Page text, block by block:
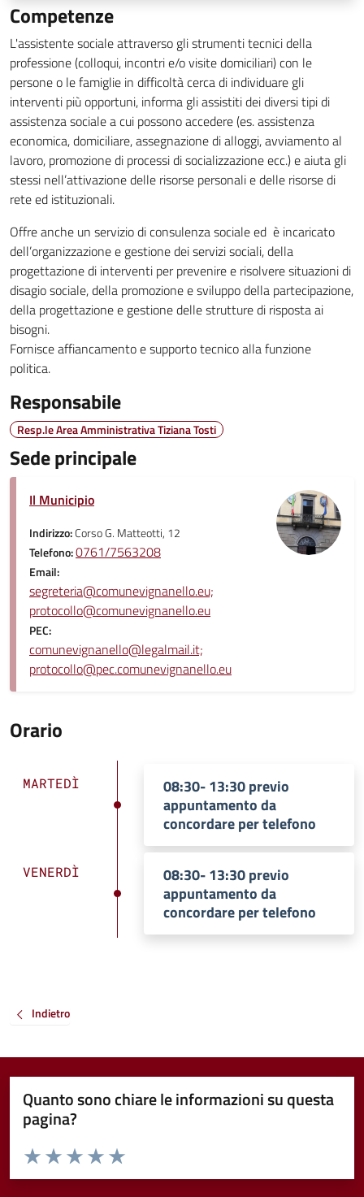
Competenze
L'assistente sociale attraverso gli strumenti tecnici della
professione (colloqui, incontri e/o visite domiciliari) con le
persone o le famiglie in difficoltà cerca di individuare gli
interventi più opportuni, informa gli assistiti dei diversi tipi di
assistenza sociale a cui possono accedere (es. assistenza
economica, domiciliare, assegnazione di alloggi, avviamento al
lavoro, promozione di processi di socializzazione ecc.) e aiuta gli
stessi nell’attivazione delle risorse personali e delle risorse di
rete ed istituzionali.
Offre anche un servizio di consulenza sociale ed è incaricato
dell’organizzazione e gestione dei servizi sociali, della
progettazione di interventi per prevenire e risolvere situazioni di
disagio sociale, della promozione e sviluppo della partecipazione,
della progettazione e gestione delle strutture di risposta ai
bisogni.
Fornisce affiancamento e supporto tecnico alla funzione
politica.
Responsabile
Resp.le Area Amministrativa Tiziana Tosti
Sede principale
Il Municipio
Indirizzo:Corso G. Matteotti, 12
Telefono:0761/7563208
Email:
segreteria@comunevignanello.eu;
protocollo@comunevignanello.eu
PEC:
comunevignanello@legalmail.it;
protocollo@pec.comunevignanello.eu
Orario
MARTEDÌ
08:30- 13:30 previo
appuntamento da
concordare per telefono
VENERDÌ
08:30- 13:30 previo
appuntamento da
concordare per telefono
Indietro
Quanto sono chiare le informazioni su questa
pagina?
Valuta da 1 a 5 stelle la pagina
Valuta 5 stelle su 5
Valuta 4 stelle su 5
Valuta 3 stelle su 5
Valuta 2 stelle su 5
Valuta 1 stelle su 5